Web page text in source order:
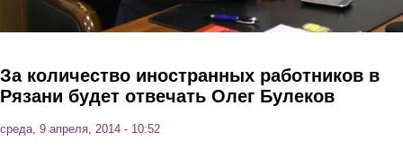
За количество иностранных работников в
Рязани будет отвечать Олег Булеков
среда, 9 апреля, 2014 - 10:52